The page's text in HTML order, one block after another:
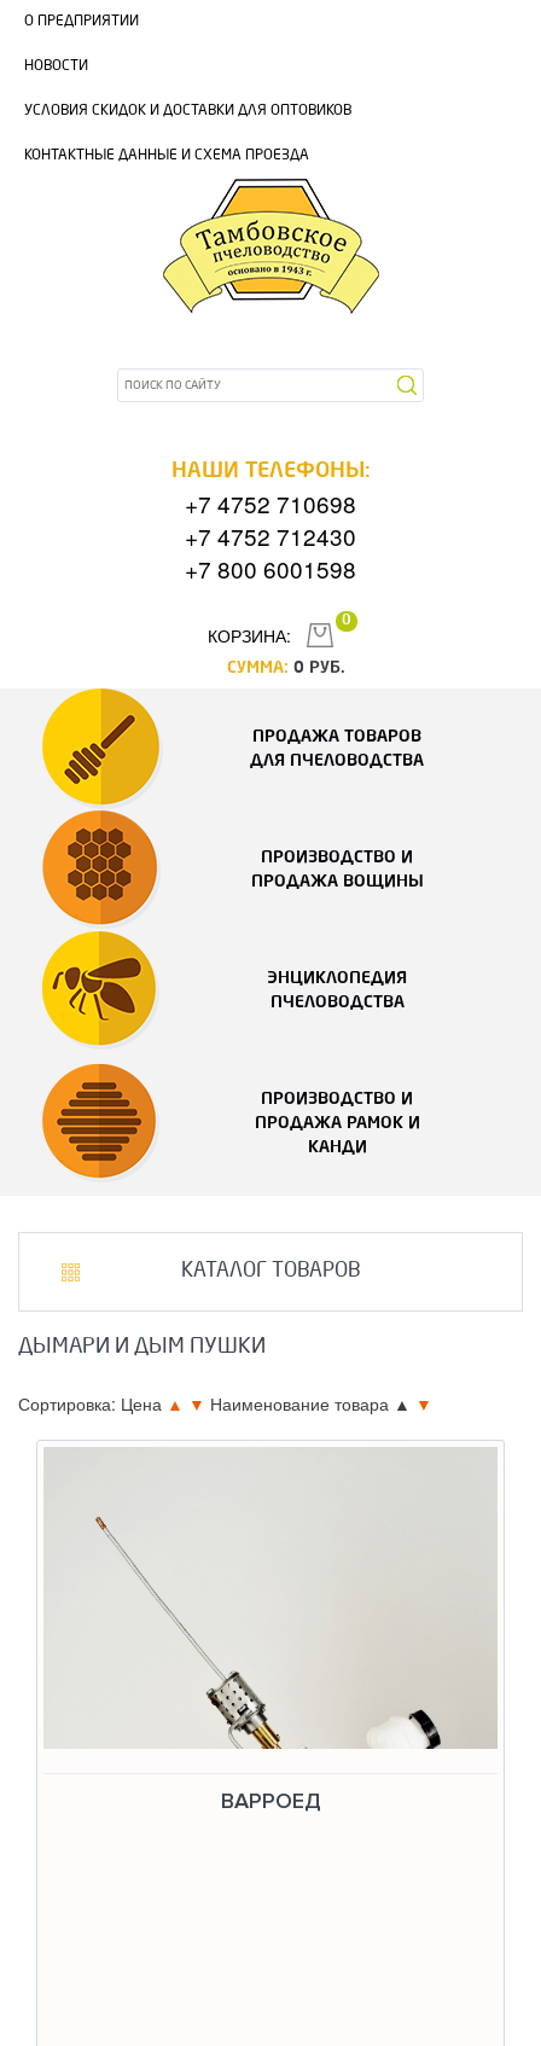
О ПРЕДПРИЯТИИ
НОВОСТИ
УСЛОВИЯ СКИДОК И ДОСТАВКИ ДЛЯ ОПТОВИКОВ
КОНТАКТНЫЕ ДАННЫЕ И СХЕМА ПРОЕЗДА
НАШИ ТЕЛЕФОНЫ:
+7 4752 710698
+7 4752 712430
+7 800 6001598
КОРЗИНА:
0
СУММА: 0 РУБ.
ПРОДАЖА ТОВАРОВ
ДЛЯ ПЧЕЛОВОДСТВА
ПРОИЗВОДСТВО И
ПРОДАЖА ВОЩИНЫ
ЭНЦИКЛОПЕДИЯ
ПЧЕЛОВОДСТВА
ПРОИЗВОДСТВО И
ПРОДАЖА РАМОК И
КАНДИ
КАТАЛОГ ТОВАРОВ
ДЫМАРИ И ДЫМ ПУШКИ
Сортировка: Цена ▲ ▼ Наименование товара ▲ ▼
ВАРРОЕД